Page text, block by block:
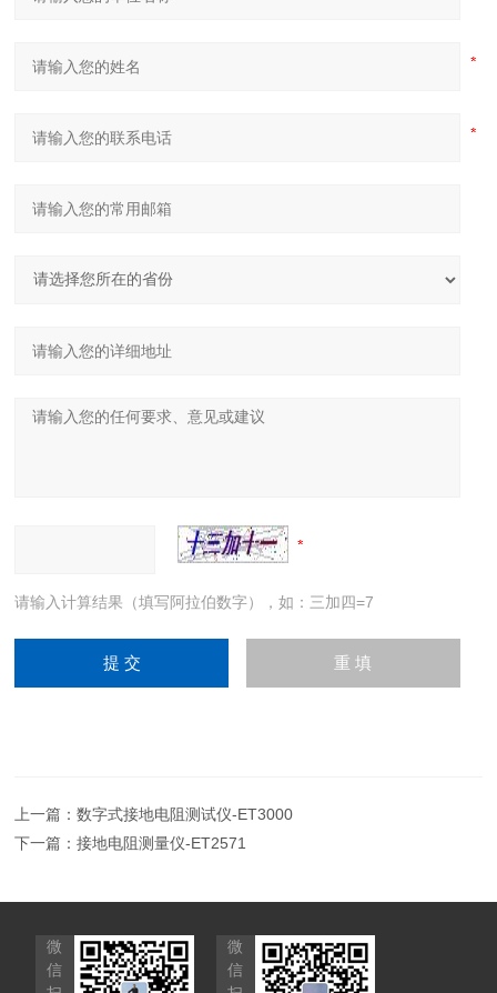
请输入计算结果（填写阿拉伯数字），如：三加四=7
上一篇：数字式接地电阻测试仪-ET3000
下一篇：接地电阻测量仪-ET2571
微
信
微
信